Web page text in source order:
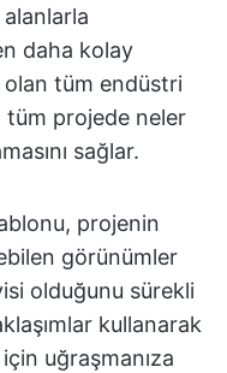
daha kolay
tüm endüstri
tüm projede neler
sağlar.
projenin
görünümler
olduğunu sürekli
kullanarak
uğraşmanıza